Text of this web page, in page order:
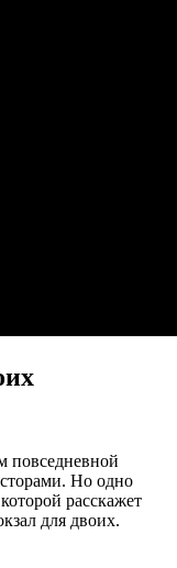
повседневной
Но одно
расскажет
для двоих.